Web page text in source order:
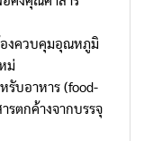
องควบคุมอุณหภูมิ
ม่
รับอาหาร (food-
รตกค้างจากบรรจุ